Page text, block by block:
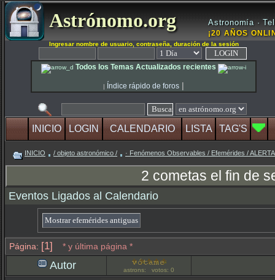
Astrónomo.org Astronomía ·
¡20 AÑOS
Ingresar nombre de usuario, contraseña, duración de la sesión
Todos los Temas Actualizados recientes
| Índice rápido de foros |
INICIO LOGIN CALENDARIO LISTA TAG'S
INICIO / objeto astronómico / · Fenómenos Observables / Efemérides /
2 cometas el fin de
Eventos Ligados al Calendario
Página: [1] * y última página *
Autor astrons: votos: 0